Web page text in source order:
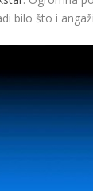
bilo što i